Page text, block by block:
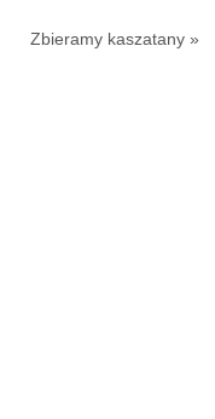
Zbieramy kaszatany »